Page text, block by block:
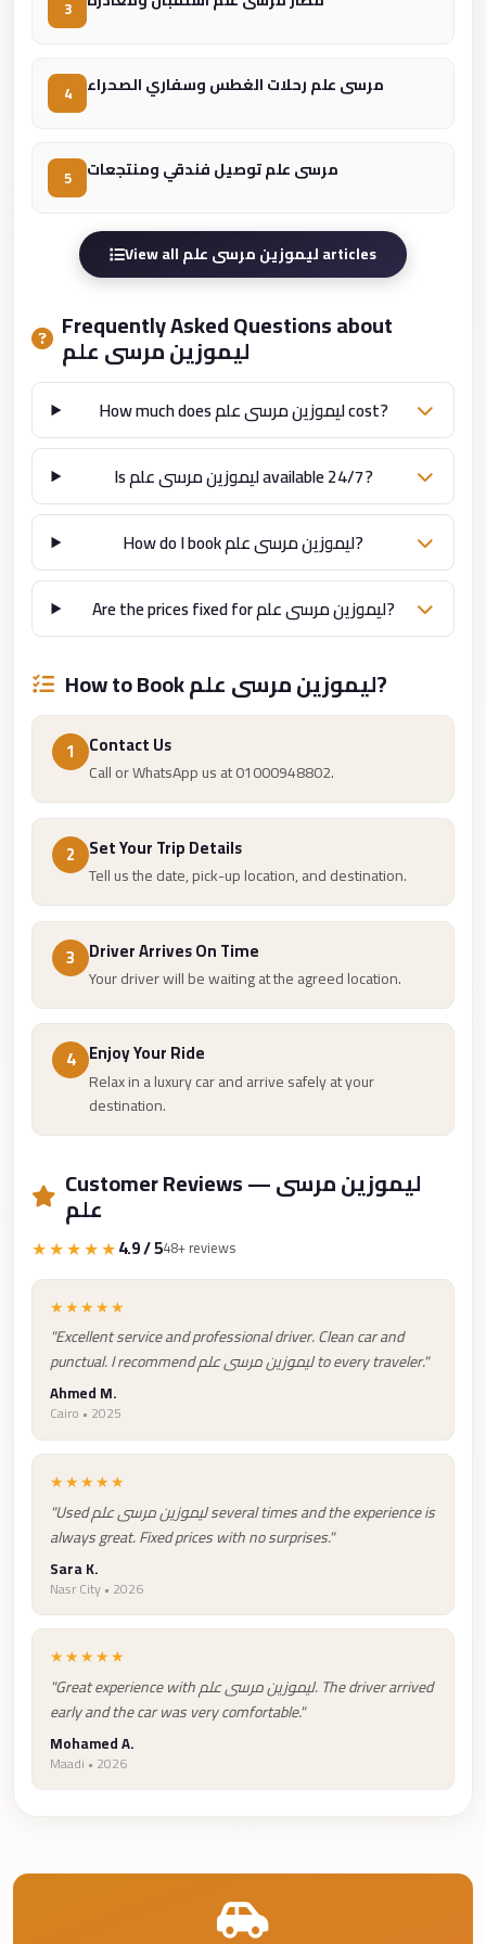
3
4 مرسى علم رحلات الغطس وسفاري الصحراء
5 مرسى علم توصيل فندقي ومنتجعات
View all ليموزين مرسى علم articles
Frequently Asked Questions about
ليموزين مرسى علم
How much does ليموزين مرسى علم cost?
Is ليموزين مرسى علم available 24/7?
How do I book ليموزين مرسى علم?
Are the prices fixed for ليموزين مرسى علم?
How to Book ليموزين مرسى علم?
1 Contact Us
Call or WhatsApp us at 01000948802.
2 Set Your Trip Details
Tell us the date, pick-up location, and destination.
3 Driver Arrives On Time
Your driver will be waiting at the agreed location.
4 Enjoy Your Ride
Relax in a luxury car and arrive safely at your
destination.
Customer Reviews — ليموزين مرسى
علم
★★★★★4.9 / 548+ reviews
★★★★★
"Excellent service and professional driver. Clean car and
punctual. I recommend ليموزين مرسى علم to every traveler."
Ahmed M.
Cairo • 2025
★★★★★
"Used ليموزين مرسى علم several times and the experience is
always great. Fixed prices with no surprises."
Sara K.
Nasr City • 2026
★★★★★
"Great experience with ليموزين مرسى علم. The driver arrived
early and the car was very comfortable."
Mohamed A.
Maadi • 2026
Limousine
Service
mercedes
limousine
from
Cairo
Alexandria
Limousine
Cairo
Airport
Limousine
Alexandria
Cairo
Airport
Limousine
Company
Limousine
Companies
Limousine
Companies
Airport
limousine
cairo
airport
limousine
Hurghada
Transfer
Hurghada
Hurghada
Limousine
Service
Hurghada
Limousine
Helwan
Heliopolis
Taxi
from